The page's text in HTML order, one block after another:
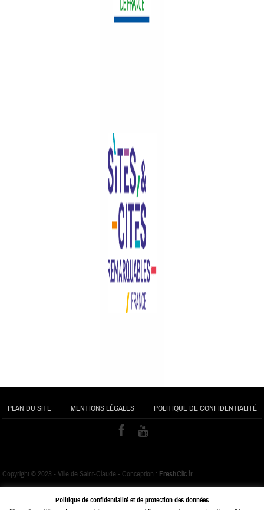
PLAN DU SITE MENTIONS LÉGALES POLITIQUE DE CONFIDENTIALITÉ
Copyright © 2023 - Ville de Saint-Claude - Conception : FreshClic.fr
Politique de confidentialité et de protection des données